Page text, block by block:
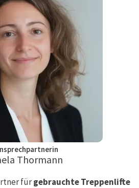
Thormann
fürgebrauchte Treppenlifte